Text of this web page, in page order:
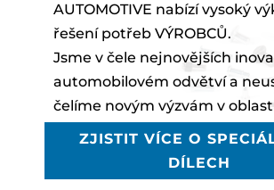
AUTOMOTIVE nabízí vysoký
řešení potřeb VÝROBCŮ.
Jsme v čele nejnovějších
automobilovém odvětví a
čelíme novým výzvám v
ZJISTIT VÍCE O
DÍLECH